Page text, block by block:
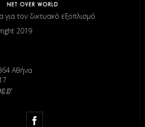
για τον δικτυακό εξοπλισμό
2019
Αθήνα